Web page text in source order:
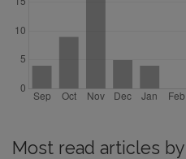
Most read articles